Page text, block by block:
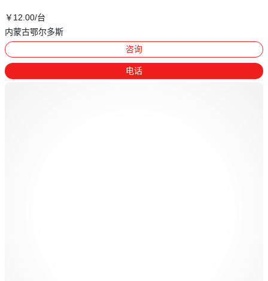
￥ 12 .00/台
内蒙古鄂尔多斯
咨询
电话